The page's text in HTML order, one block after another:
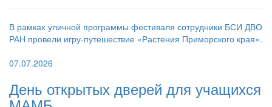
В рамках уличной программы фестиваля сотрудники БСИ ДВО
РАН провели игру-путешествие «Растения Приморского края».
07.07.2026
День открытых дверей для учащихся